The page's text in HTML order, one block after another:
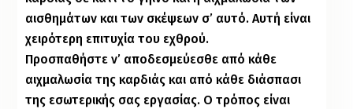
αισθημάτων και των σκέψεων σ’ αυτό. Αυτή είναι
χειρότερη επιτυχία του εχθρού.
Προσπαθήστε ν’ αποδεσμεύεσθε από κάθε
αιχμαλωσία της καρδιάς και από κάθε διάσπασι
της εσωτερικής σας εργασίας. Ο τρόπος είναι